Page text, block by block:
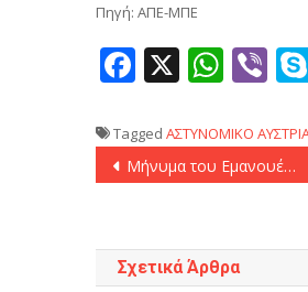
Πηγή: ΑΠΕ-ΜΠΕ
Facebook
X
Tagged ΑΣΤΥΝΟΜΙΚΟ
Πλοήγηση
Μήνυμα του Εμανουέλ Μακρόν στο Επετειακό Συνέδριο για τα 100 χρόνια της ΔΟΔ
Σχετικά Άρθρα